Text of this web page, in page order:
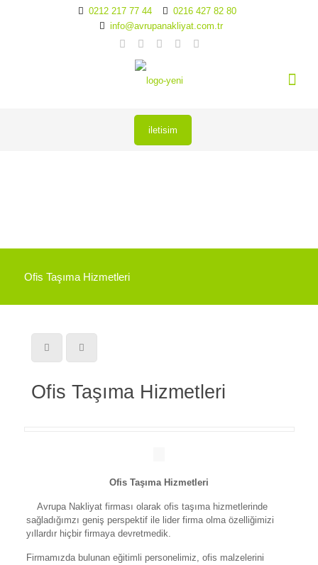
0212 217 77 44
0216 427 82 80
info@avrupanakliyat.com.tr
iletisim
Ofis Taşıma Hizmetleri
Ofis Taşıma Hizmetleri
Ofis Taşıma Hizmetleri
Avrupa Nakliyat firması olarak ofis taşıma hizmetlerinde
sağladığımzı geniş perspektif ile lider firma olma özelliğimizi
yıllardır hiçbir firmaya devretmedik.
Firmamızda bulunan eğitimli personelimiz, ofis malzelerini